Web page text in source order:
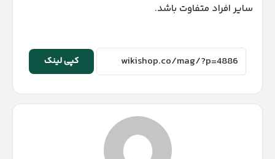
سایر افراد متفاوت باشد.
کپی لینک